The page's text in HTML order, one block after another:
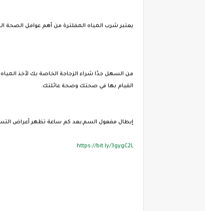
يعتبر شرب المياه المفلترة من أهم عوامل الصحة
من السهل جدًا شراء الزجاجة الخاصة بك لأخذ
القيام بها في صحتك وصحة عائلتك.
إبطال مفعول السم,بعد كم ساعة تظهر أعراض
https://bit.ly/3gygC2L